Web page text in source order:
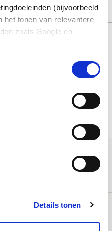
(bijvoorbeeld
het tonen van relevantere
zoals Google en
Details tonen
Ict
It
Marjolijn de hon